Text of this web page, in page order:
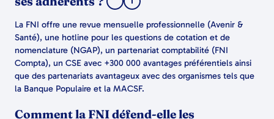
La FNI offre une revue mensuelle professionnelle (Avenir &
Santé), une hotline pour les questions de cotation et de
nomenclature (NGAP), un partenariat comptabilité (FNI
Compta), un CSE avec +300 000 avantages préférentiels ainsi
que des partenariats avantageux avec des organismes tels que
la Banque Populaire et la MACSF.
Comment la FNI défend-elle les